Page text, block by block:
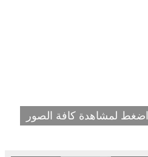
اضغط لمشاهدة كافة الصور